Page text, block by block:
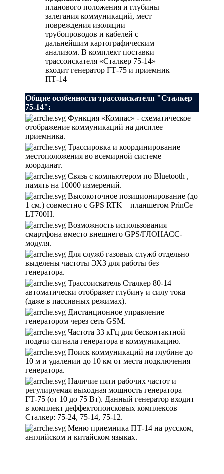
планового положения и глубины
залегания коммуникаций, мест
повреждения изоляции
трубопроводов и кабелей с
дальнейшим картографическим
анализом. В комплект поставки
трассоискателя «Сталкер 75-14»
входит генератор ГТ-75 и приемник
ПТ-14
Общие особенности трассоискателя "Сталкер
75-14":
Функция «Компас» - схематическое
отображение коммуникаций на дисплее
приемника.
Трассировка и координирование
местоположения во всемирной системе
координат.
Связь с компьютером по Bluetooth ,
память на 10000 измерений.
Высокоточное позиционирование (до
1 см.) совместно с GPS RTK – планшетом PrinCe
LT700H.
Возможность использования
смартфона вместо внешнего GPS/ГЛОНАСС-
модуля.
Для служб газовых служб отдельно
выделены частоты ЭХЗ для работы без
генератора.
Трассоискатель Сталкер 80-14
автоматически отображет глубину и силу тока
(даже в пассивных режимах).
Дистанционное управление
генератором через сеть GSM.
Частота 33 кГц для бесконтактной
подачи сигнала генератора в коммуникацию.
Поиск коммуникаций на глубине до
10 м и удалении до 10 км от места подключения
генератора.
Наличие пяти рабочих частот и
регулируемая выходная мощность генератора
ГТ-75 (от 10 до 75 Вт). Данный генератор входит
в комплект деффектопоисковых комплексов
Сталкер: 75-24, 75-14, 75-12.
Меню приемника ПТ-14 на русском,
английском и китайском языках.